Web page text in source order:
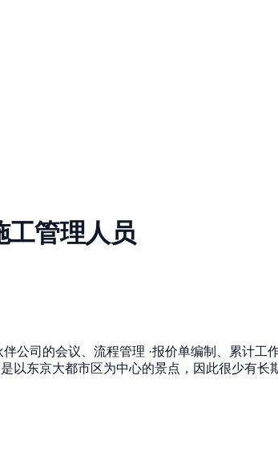
工管理人员
公司的会议、流程管理 ·报价单编制、累计工
以东京大都市区为中心的景点，因此很少有长